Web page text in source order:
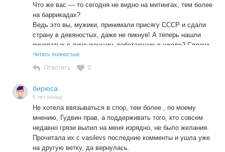
Что же вас — то сегодня не видно на митингах, тем более
на баррикадах?
Ведь это вы, мужики, принимали присягу СССР и сдали
страну в девяностых, даже не пикнув! А теперь нашли
виноватых в лице женщин, работающих в школе? Сплошь
женщин ,в основной своей массе старых теток,
вынужденных приспосабливаться в этой жизни ради
долг защитников Отечества .
Вот вы обсуждаете , что молодое поколение учителей не
то, так чья в том вина? А я, между прочим, уверена, что
они еще попорядочнее и посмелее нашего поколения
предателей будут.
И им придется исправлять наши ( мягко говоря) ошибки ,
куда ж им деваться!
Читать полностью
Ответить 0
бирюса
6 лет назад
Не хотела ввязываться в спор, тем более , по моему
мнению, Гудвин прав, а поддерживать того, кто совсем
недавно грязи вылил на меня изрядно, не было желания.
Прочитала их с vasilevs последние комменты и ушла уже
на другую ветку, да вернулась.